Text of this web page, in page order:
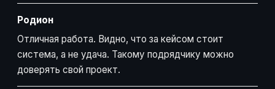
Родион
Отличная работа. Видно, что за кейсом стоит
система, а не удача. Такому подрядчику можно
доверять свой проект.